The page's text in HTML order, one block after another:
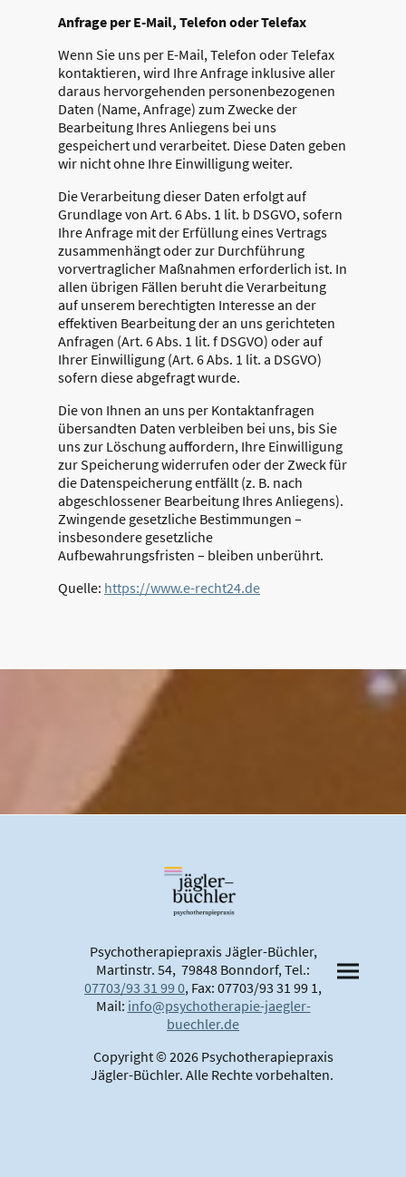
Anfrage per E-Mail, Telefon oder Telefax
Wenn Sie uns per E-Mail, Telefon oder Telefax
kontaktieren, wird Ihre Anfrage inklusive aller
daraus hervorgehenden personenbezogenen
Daten (Name, Anfrage) zum Zwecke der
Bearbeitung Ihres Anliegens bei uns
gespeichert und verarbeitet. Diese Daten geben
wir nicht ohne Ihre Einwilligung weiter.
Die Verarbeitung dieser Daten erfolgt auf
Grundlage von Art. 6 Abs. 1 lit. b DSGVO, sofern
Ihre Anfrage mit der Erfüllung eines Vertrags
zusammenhängt oder zur Durchführung
vorvertraglicher Maßnahmen erforderlich ist. In
allen übrigen Fällen beruht die Verarbeitung
auf unserem berechtigten Interesse an der
effektiven Bearbeitung der an uns gerichteten
Anfragen (Art. 6 Abs. 1 lit. f DSGVO) oder auf
Ihrer Einwilligung (Art. 6 Abs. 1 lit. a DSGVO)
sofern diese abgefragt wurde.
Die von Ihnen an uns per Kontaktanfragen
übersandten Daten verbleiben bei uns, bis Sie
uns zur Löschung auffordern, Ihre Einwilligung
zur Speicherung widerrufen oder der Zweck für
die Datenspeicherung entfällt (z. B. nach
abgeschlossener Bearbeitung Ihres Anliegens).
Zwingende gesetzliche Bestimmungen –
insbesondere gesetzliche
Aufbewahrungsfristen – bleiben unberührt.
Quelle: https://www.e-recht24.de
Psychotherapiepraxis Jägler-Büchler,
Martinstr. 54, 79848 Bonndorf, Tel.:
07703/93 31 99 0, Fax: 07703/93 31 99 1,
Mail: info@psychotherapie-jaegler-
buechler.de
Copyright © 2026 Psychotherapiepraxis
Jägler-Büchler. Alle Rechte vorbehalten.